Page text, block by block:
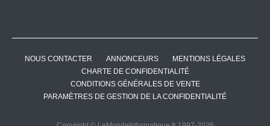
NOUS CONTACTER ANNONCEURS
MENTIONS LÉGALES
CHARTE DE CONFIDENTIALITÉ
CONDITIONS GÉNÉRALES DE VENTE
PARAMÈTRES DE GESTION DE LA CONFIDENTIALITÉ